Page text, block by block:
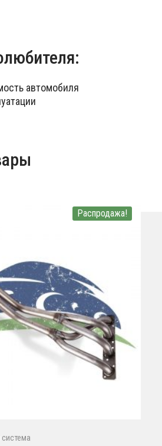
автомобиля
Распродажа!